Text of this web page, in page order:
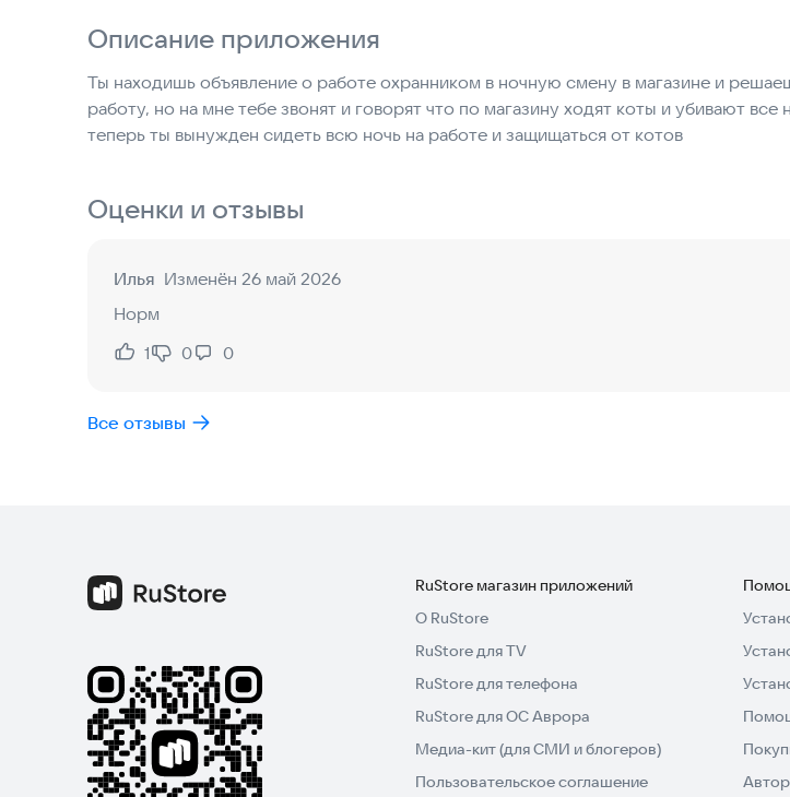
Описание приложения
Ты находишь объявление о работе охранником в ночную смену в магазине и
работу, но на мне тебе звонят и говорят что по магазину ходят коты и убивают все
теперь ты вынужден сидеть всю ночь на работе и защищаться от котов
Оценки и отзывы
Илья Изменён 26 май 2026
Норм
Нравится:
1
Не нравится:
0 0
Все отзывы
RuStore магазин приложений
О RuStore
RuStore для TV
RuStore для телефона
RuStore для ОС Аврора
Медиа-кит (для СМИ и блогеров)
Пользовательское соглашение